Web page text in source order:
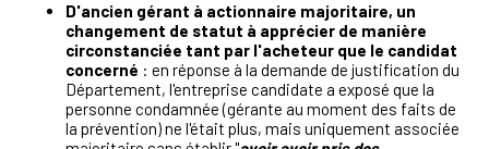
D'ancien gérant à actionnaire majoritaire, un
changement de statut à apprécier de manière
circonstanciée tant par l'acheteur que le candidat
concerné : en réponse à la demande de justification du
Département, l'entreprise candidate a exposé que la
personne condamnée (gérante au moment des faits de
la prévention) ne l'était plus, mais uniquement associée